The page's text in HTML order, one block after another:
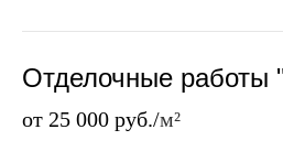
Отделочные работы
от 25 000 руб./м²